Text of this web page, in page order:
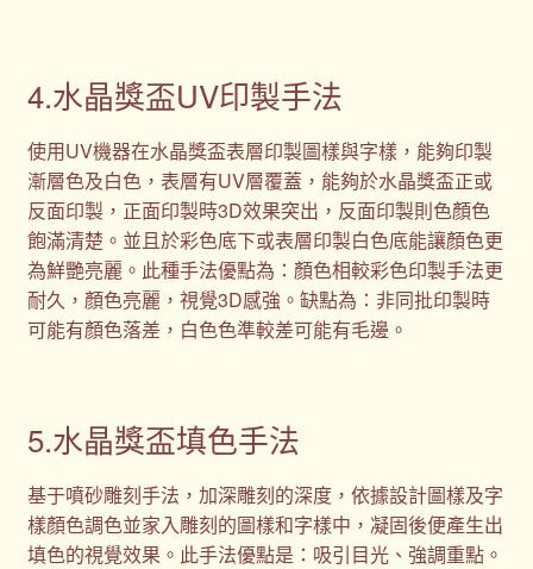
4.水晶獎盃UV印製手法
使用UV機器在水晶獎盃表層印製圖樣與字樣，能夠印製
漸層色及白色，表層有UV層覆蓋，能夠於水晶獎盃正或
反面印製，正面印製時3D效果突出，反面印製則色顏色
飽滿清楚。並且於彩色底下或表層印製白色底能讓顏色更
為鮮艷亮麗。此種手法優點為：顏色相較彩色印製手法更
耐久，顏色亮麗，視覺3D感強。缺點為：非同批印製時
可能有顏色落差，白色色準較差可能有毛邊。
5.水晶獎盃填色手法
基于噴砂雕刻手法，加深雕刻的深度，依據設計圖樣及字
樣顏色調色並家入雕刻的圖樣和字樣中，凝固後便產生出
填色的視覺效果。此手法優點是：吸引目光、強調重點。